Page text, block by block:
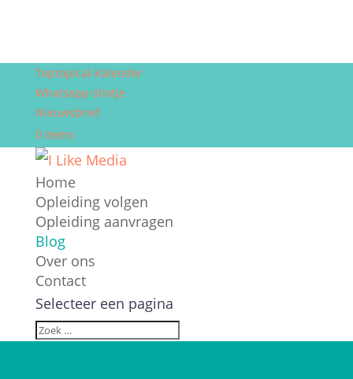
Toptopical-Kalender
Whatsapp-shotje
Nieuwsbrief
0 items
Home
Opleiding volgen
Opleiding aanvragen
Blog
Over ons
Contact
Selecteer een pagina